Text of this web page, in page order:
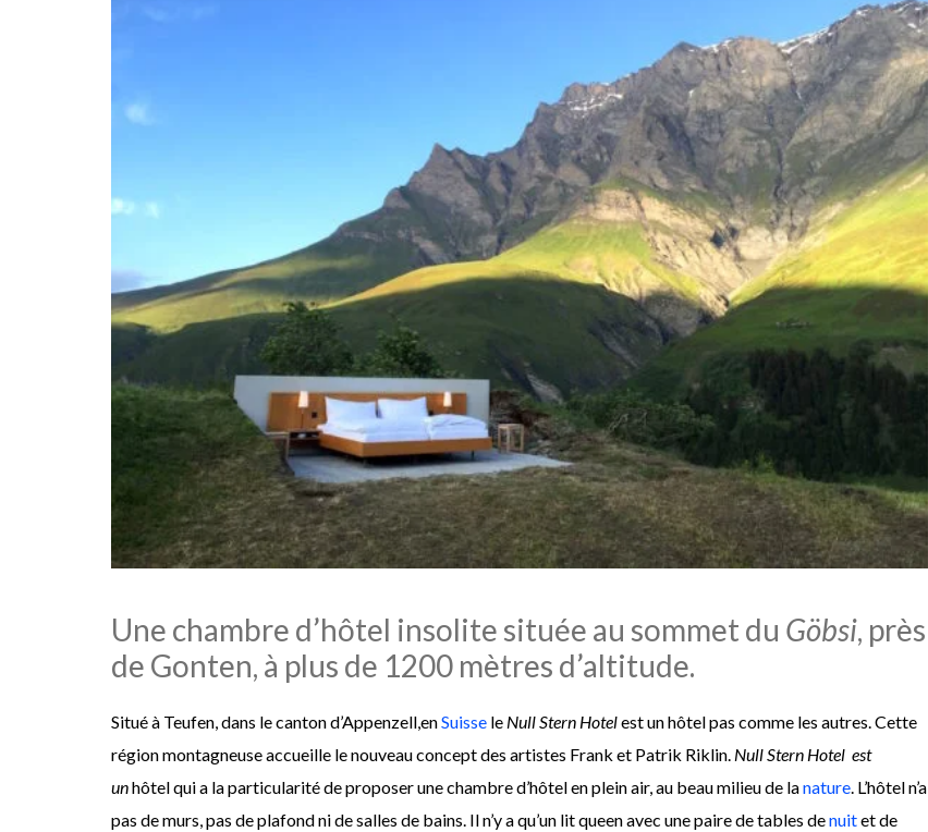
Une chambre d’hôtel insolite située au sommet du Göbsi, près
de Gonten, à plus de 1200 mètres d’altitude.
Situé à Teufen, dans le canton d’Appenzell,enSuisse le Null Stern Hotelest un hôtel pas comme les autres. Cette
région montagneuse accueille le nouveau concept des artistes Frank et Patrik Riklin. Null Stern Hotel est
unhôtel qui a la particularité de proposer une chambre d’hôtel en plein air, au beau milieu de lanature. L’hôtel n’a
pas de murs, pas de plafond ni de salles de bains. Il n’y a qu’un lit queen avec une paire de tables denuitet de